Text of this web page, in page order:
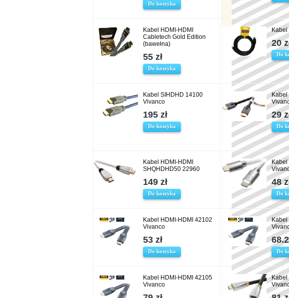
Do koszyka
Kabel HDMI-HDMI
Cabletech Gold Edition
(bawełna)
55 zł
Do koszyka
Kabel
20
Do
Kabel SIHDHD 14100
Vivanco
195 zł
Do koszyka
29
Do
Kabel HDMI-HDMI
SHQHDHD50 22960
149 zł
Do koszyka
Kabel
48
Do
Kabel HDMI-HDMI 42102
Vivanco
53 zł
Do koszyka
Kabel
Do
Kabel HDMI-HDMI 42105
Vivanco
Kabel